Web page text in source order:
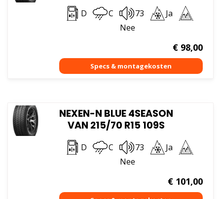
D C 73
Ja
Nee
€98,00
NEXEN-N BLUE 4SEASON
VAN 215/70 R15 109S
D C 73
Ja
Nee
€101,00